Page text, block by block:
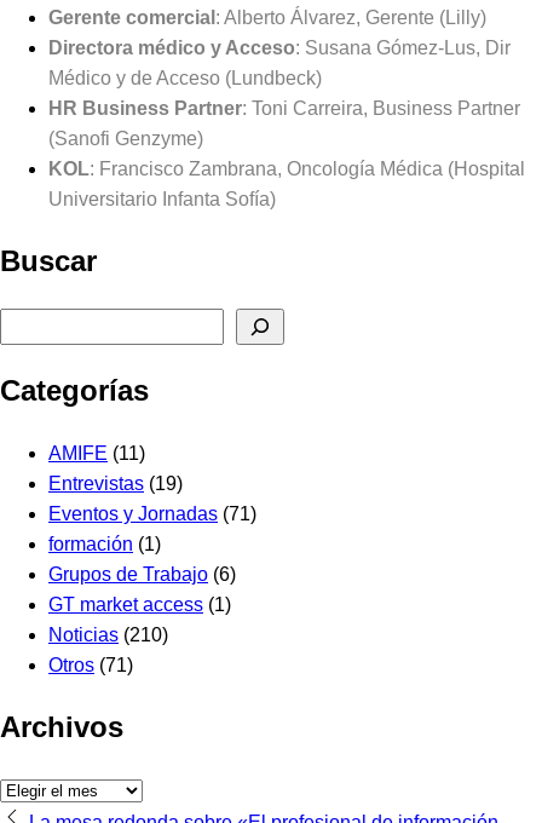
Gerente comercial : Alberto Álvarez, Gerente (Lilly)
Directora médico y Acceso: Susana Gómez-Lus, Dir
Médico y de Acceso (Lundbeck)
HR Business Partner: Toni Carreira, Business Partner
(Sanofi Genzyme)
KOL: Francisco Zambrana, Oncología Médica (Hospital
Universitario Infanta Sofía)
Buscar
Categorías
AMIFE (11)
Entrevistas (19)
Eventos y Jornadas (71)
formación (1)
Grupos de Trabajo (6)
GT market access (1)
Noticias (210)
Otros (71)
Archivos
Archivos